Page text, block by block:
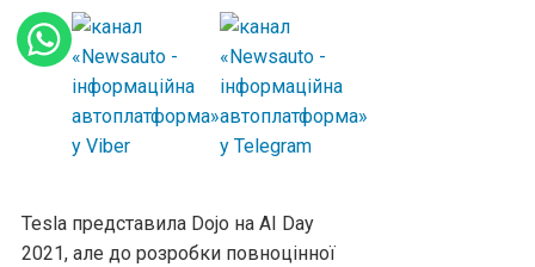
Tesla представила Dojo на AI Day
2021, але до розробки повноцінної